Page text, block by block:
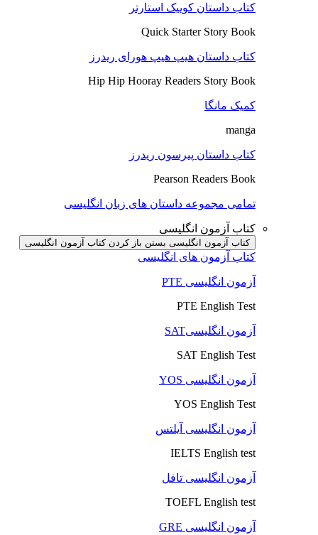
کتاب داستان کوییک استارتر
Quick Starter Story Book
کتاب داستان هیپ هیپ هورای ریدرز
Hip Hip Hooray Readers Story Book
کمیک مانگا
manga
کتاب داستان پیرسون ریدرز
Pearson Readers Book
تمامی مجموعه داستان های زبان انگلیسی
کتاب آزمون انگلیسی
کتاب آزمون انگلیسی بستن باز کردن کتاب آزمون انگلیسی
کتاب آزمون های انگلیسی
آزمون انگلیسی PTE
PTE English Test
آزمون انگلیسیSAT
SAT English Test
آزمون انگلیسی YOS
YOS English Test
آزمون انگلیسی آیلتس
IELTS English test
آزمون انگلیسی تافل
TOEFL English test
آزمون انگلیسی GRE